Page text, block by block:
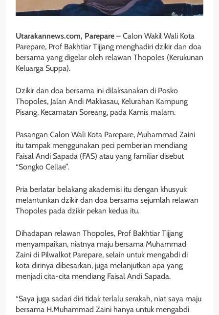
Utarakannews.com, Parepare – Calon Wakil Wali Kota
Parepare, Prof Bakhtiar Tijjang menghadiri dzikir dan doa
bersama yang digelar oleh relawan Thopoles (Kerukunan
Keluarga Suppa).
Dzikir dan doa bersama ini dilaksanakan di Posko
Thopoles, Jalan Andi Makkasau, Kelurahan Kampung
Pisang, Kecamatan Soreang, pada Kamis malam.
Pasangan Calon Wali Kota Parepare, Muhammad Zaini
itu tampak menggunakan peci pemberian mendiang
Faisal Andi Sapada (FAS) atau yang familiar disebut
“Songko Cellae”.
Pria berlatar belakang akademisi itu dengan khusyuk
melantunkan dzikir dan doa bersama sejumlah relawan
Thopoles pada dzikir pekan kedua itu.
Dihadapan relawan Thopoles, Prof Bakhtiar Tijjang
menyampaikan, niatnya maju bersama Muhammad
Zaini di Pilwalkot Parepare, selain untuk mengabdi di
kota dirinya dibesarkan, juga melanjutkan apa yang
menjadi cita-cita mendiang Faisal Andi Sapada.
“Saya juga sadari diri tidak terlalu serakah, niat saya maju
bersama H.Muhammad Zaini hanya untuk mengabdi